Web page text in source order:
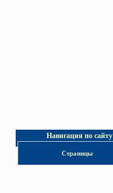
Навигация по сайту
Страницы